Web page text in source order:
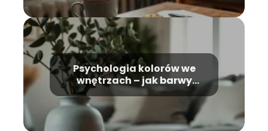
Psychologia kolorów we
wnętrzach – jak barwy
wpływają na nastrój?